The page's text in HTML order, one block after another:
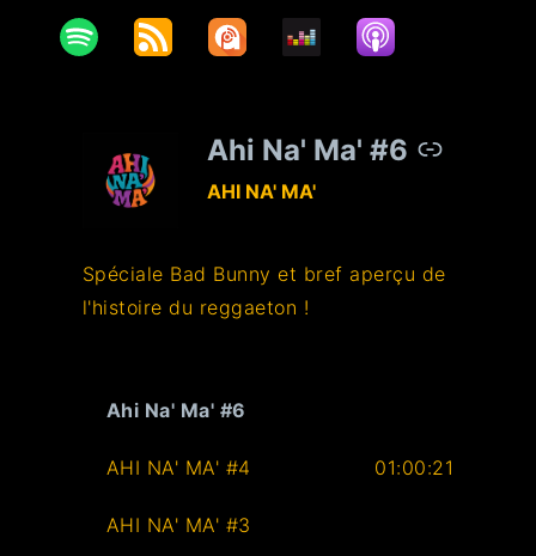
Ahi Na' Ma' #6
–
AHI NA' MA'
Spéciale Bad Bunny et bref aperçu de
l'histoire du reggaeton !
Ahi Na' Ma' #6
AHI NA' MA' #4 01:00:21
AHI NA' MA' #3